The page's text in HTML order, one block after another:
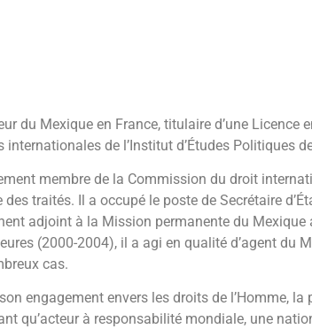
du Mexique en France, titulaire d’une Licence
de l’Institut d’Études Politiques
membre de la Commission du droit
traités. Il a occupé le poste de Secrétaire
adjoint à la Mission permanente du
(2000-2004), il a agi en qualité d’agent du
cas.
engagement envers les droits de l’Homme,
qu’acteur à responsabilité mondiale, une